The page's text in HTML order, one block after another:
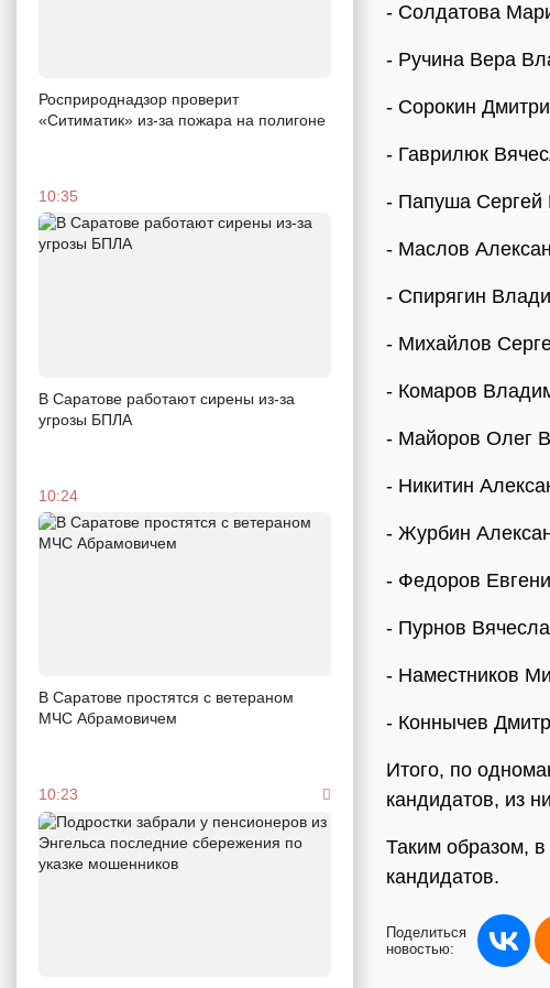
Росприроднадзор проверит
«Ситиматик» из-за пожара на полигоне
10:35
В Саратове работают сирены из-за
угрозы БПЛА
10:24
В Саратове простятся с ветераном
МЧС Абрамовичем
10:23
- Солдатова
- Ручина Вера
- Сорокин
- Гаврилюк
- Папуша Сергей
- Маслов
- Спирягин
- Михайлов
- Комаров
- Майоров Олег
- Никитин
- Журбин
- Федоров
- Пурнов
- Наместников
- Коннычев
Итого, по
кандидатов, из
Таким образом,
кандидатов.
Поделиться
новостью: